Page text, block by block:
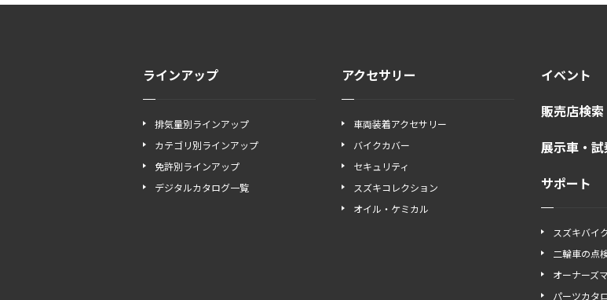
ラインアップ
排気量別ラインアップ
カテゴリ別ラインアップ
免許別ラインアップ
デジタルカタログ一覧
アクセサリー
車両装着アクセサリー
バイクカバー
セキュリティ
スズキコレクション
オイル・ケミカル
イベント
販売店検索
展示車・
サポート
スズキバイ
二輪車の点
オーナーズ
パーツカタ